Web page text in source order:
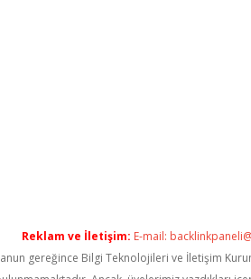
Reklam ve İletişim: E-mail:
gereğince Bilgi Teknolojileri ve İletişim